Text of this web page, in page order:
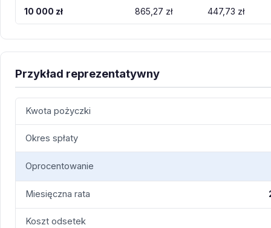
10 000 zł 865,27 zł 447,73 zł
Przykład reprezentatywny
Kwota pożyczki
Okres spłaty
Oprocentowanie
Miesięczna rata
Koszt odsetek